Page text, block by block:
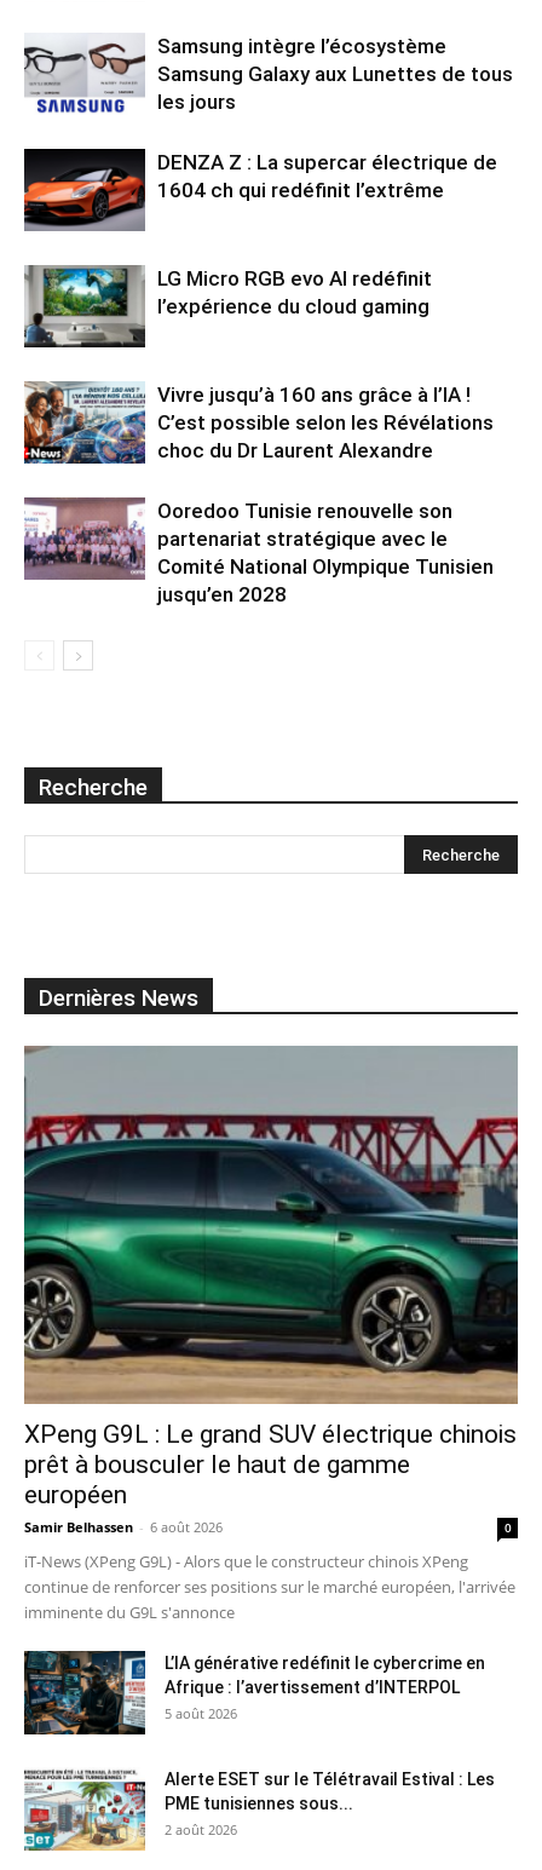
Samsung intègre l’écosystème
Samsung Galaxy aux Lunettes de tous
les jours
DENZA Z : La supercar électrique de
1604 ch qui redéfinit l’extrême
LG Micro RGB evo AI redéfinit
l’expérience du cloud gaming
Vivre jusqu’à 160 ans grâce à l’IA !
C’est possible selon les Révélations
choc du Dr Laurent Alexandre
Ooredoo Tunisie renouvelle son
partenariat stratégique avec le
Comité National Olympique Tunisien
jusqu’en 2028
Recherche
Dernières News
XPeng G9L : Le grand SUV électrique chinois
prêt à bousculer le haut de gamme
européen
Samir Belhassen - 6 août 2026 0
iT-News (XPeng G9L) - Alors que le constructeur chinois XPeng
continue de renforcer ses positions sur le marché européen, l'arrivée
imminente du G9L s'annonce
L’IA générative redéfinit le cybercrime en
Afrique : l’avertissement d’INTERPOL
5 août 2026
Alerte ESET sur le Télétravail Estival : Les
PME tunisiennes sous...
2 août 2026